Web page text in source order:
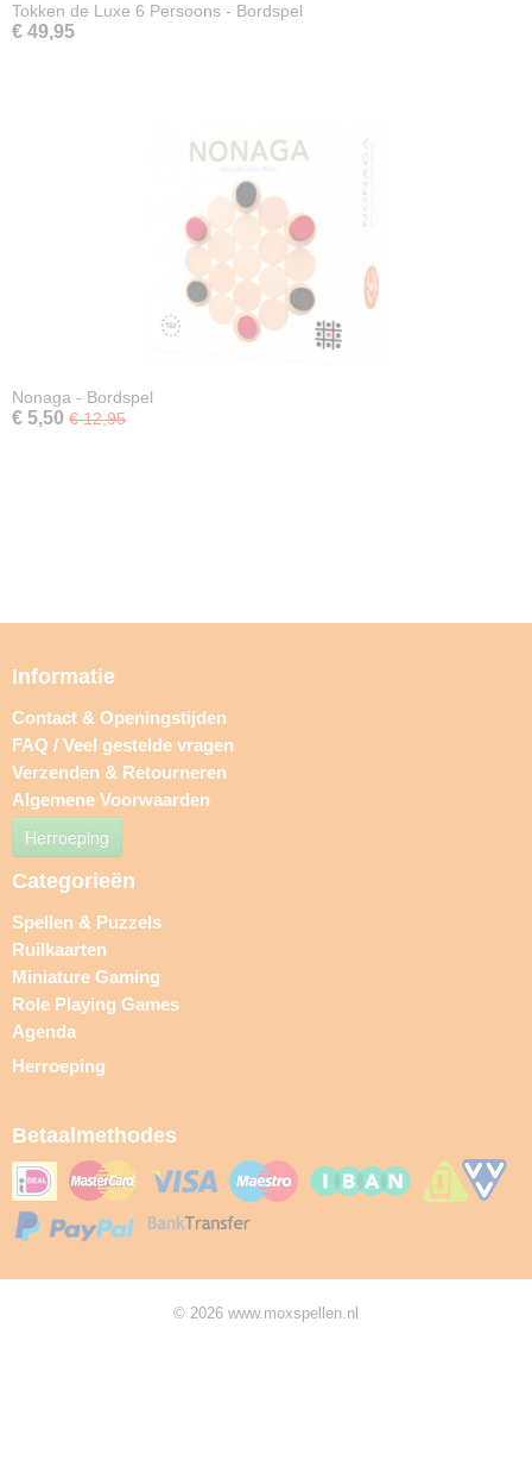
Tokken de Luxe 6 Persoons - Bordspel
€ 49,95
Nonaga - Bordspel
€ 5,50 € 12,95
Informatie
Contact & Openingstijden
FAQ / Veel gestelde vragen
Verzenden & Retourneren
Algemene Voorwaarden
Herroeping
Categorieën
Spellen & Puzzels
Ruilkaarten
Miniature Gaming
Role Playing Games
Agenda
Herroeping
Betaalmethodes
© 2026 www.moxspellen.nl